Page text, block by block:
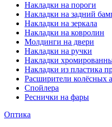
Накладки на пороги
Накладки на задний
Накладки на зеркала
Накладки на ковролин
Молдинги на двери
Накладки на ручки
Накладки
Накладки из пластика
Расширители колёсных
Спойлера
Реснички на фары
Оптика